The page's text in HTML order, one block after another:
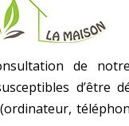
de
d’être